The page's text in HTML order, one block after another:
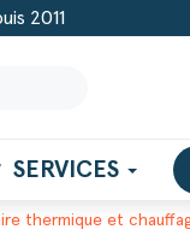
2011
SERVICES
thermique et